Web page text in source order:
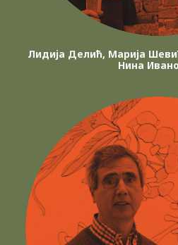
Лидија Делић, Марија
Нина